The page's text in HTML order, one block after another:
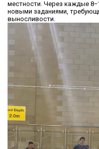
местности. Через каждые
новыми заданиями,
выносливости.